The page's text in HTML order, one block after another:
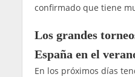
confirmado que tiene
Los grandes
España en el
En los próximos días